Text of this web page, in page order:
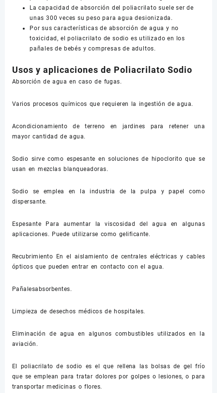
La capacidad de absorción del poliacrilato suele ser de
unas 300 veces su peso para agua desionizada.
Por sus características de absorción de agua y no
toxicidad, el poliacrilato de sodio es utilizado en los
pañales de bebés y compresas de adultos.
Usos y aplicaciones de Poliacrilato Sodio
Absorción de agua en caso de fugas.
Varios procesos químicos que requieren la ingestión de agua.
Acondicionamiento de terreno en jardines para retener una
mayor cantidad de agua.
Sodio sirve como espesante en soluciones de hipoclorito que se
usan en mezclas blanqueadoras.
Sodio se emplea en la industria de la pulpa y papel como
dispersante.
Espesante Para aumentar la viscosidad del agua en algunas
aplicaciones. Puede utilizarse como gelificante.
Recubrimiento En el aislamiento de centrales eléctricas y cables
ópticos que pueden entrar en contacto con el agua.
Pañalesabsorbentes.
Limpieza de desechos médicos de hospitales.
Eliminación de agua en algunos combustibles utilizados en la
aviación.
El poliacrilato de sodio es el que rellena las bolsas de gel frío
que se emplean para tratar dolores por golpes o lesiones, o para
transportar medicinas o flores.